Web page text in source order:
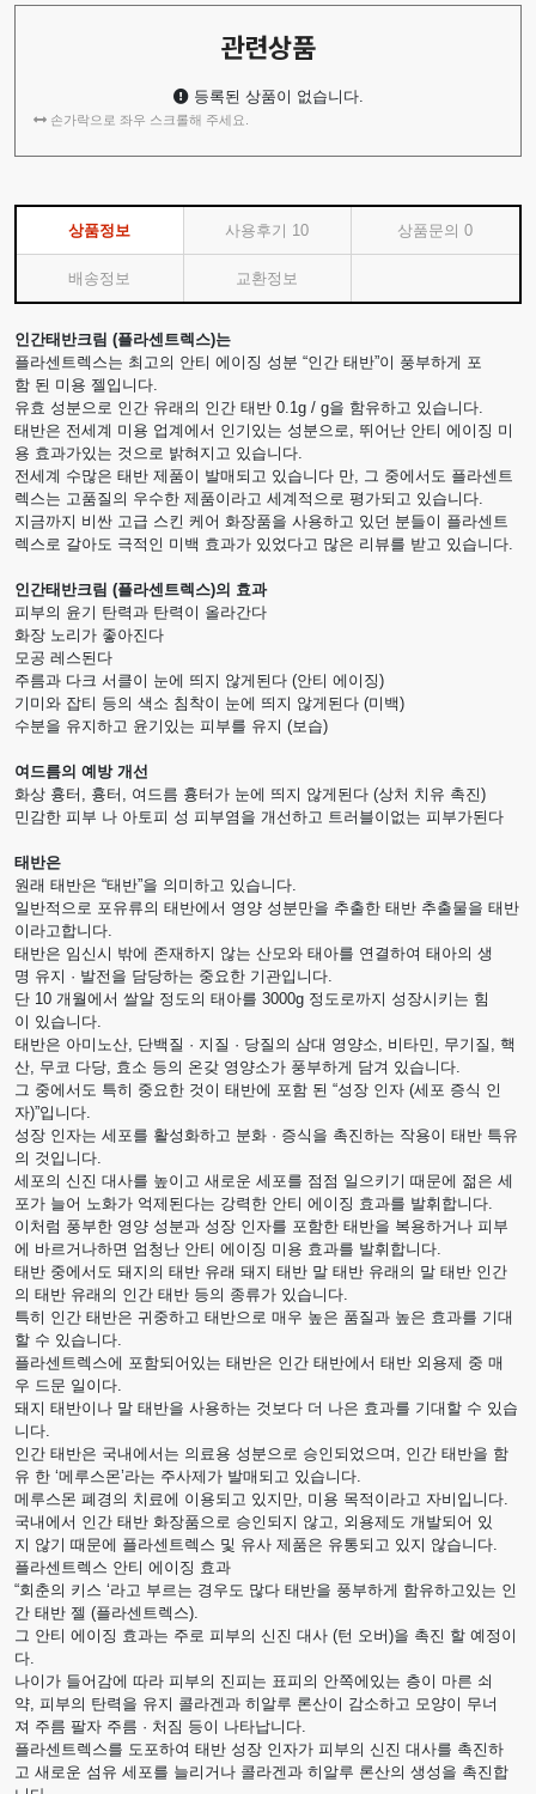
관련상품
등록된 상품이 없습니다.
손가락으로 좌우 스크롤해 주세요.
상품정보 사용후기 10 상품문의0
배송정보 교환정보
인간태반크림 (플라센트렉스)는
플라센트렉스는 최고의 안티 에이징 성분 “인간 태반”이 풍부하게 포
함 된 미용 젤입니다.
유효 성분으로 인간 유래의 인간 태반 0.1g / g을 함유하고 있습니다.
태반은 전세계 미용 업계에서 인기있는 성분으로, 뛰어난 안티 에이징 미
용 효과가있는 것으로 밝혀지고 있습니다.
전세계 수많은 태반 제품이 발매되고 있습니다 만, 그 중에서도 플라센트
렉스는 고품질의 우수한 제품이라고 세계적으로 평가되고 있습니다.
지금까지 비싼 고급 스킨 케어 화장품을 사용하고 있던 분들이 플라센트
렉스로 갈아도 극적인 미백 효과가 있었다고 많은 리뷰를 받고 있습니다.
인간태반크림 (플라센트렉스)의 효과
피부의 윤기 탄력과 탄력이 올라간다
화장 노리가 좋아진다
모공 레스된다
주름과 다크 서클이 눈에 띄지 않게된다 (안티 에이징)
기미와 잡티 등의 색소 침착이 눈에 띄지 않게된다 (미백)
수분을 유지하고 윤기있는 피부를 유지 (보습)
여드름의 예방 개선
화상 흉터, 흉터, 여드름 흉터가 눈에 띄지 않게된다 (상처 치유 촉진)
민감한 피부 나 아토피 성 피부염을 개선하고 트러블이없는 피부가된다
태반은
원래 태반은 “태반”을 의미하고 있습니다.
일반적으로 포유류의 태반에서 영양 성분만을 추출한 태반 추출물을 태반
이라고합니다.
태반은 임신시 밖에 존재하지 않는 산모와 태아를 연결하여 태아의 생
명 유지 · 발전을 담당하는 중요한 기관입니다.
단 10 개월에서 쌀알 정도의 태아를 3000g 정도로까지 성장시키는 힘
이 있습니다.
태반은 아미노산, 단백질 · 지질 · 당질의 삼대 영양소, 비타민, 무기질, 핵
산, 무코 다당, 효소 등의 온갖 영양소가 풍부하게 담겨 있습니다.
그 중에서도 특히 중요한 것이 태반에 포함 된 “성장 인자 (세포 증식 인
자)”입니다.
성장 인자는 세포를 활성화하고 분화 · 증식을 촉진하는 작용이 태반 특유
의 것입니다.
세포의 신진 대사를 높이고 새로운 세포를 점점 일으키기 때문에 젊은 세
포가 늘어 노화가 억제된다는 강력한 안티 에이징 효과를 발휘합니다.
이처럼 풍부한 영양 성분과 성장 인자를 포함한 태반을 복용하거나 피부
에 바르거나하면 엄청난 안티 에이징 미용 효과를 발휘합니다.
태반 중에서도 돼지의 태반 유래 돼지 태반 말 태반 유래의 말 태반 인간
의 태반 유래의 인간 태반 등의 종류가 있습니다.
특히 인간 태반은 귀중하고 태반으로 매우 높은 품질과 높은 효과를 기대
할 수 있습니다.
플라센트렉스에 포함되어있는 태반은 인간 태반에서 태반 외용제 중 매
우 드문 일이다.
돼지 태반이나 말 태반을 사용하는 것보다 더 나은 효과를 기대할 수 있습
니다.
인간 태반은 국내에서는 의료용 성분으로 승인되었으며, 인간 태반을 함
유 한 ‘메루스몬’라는 주사제가 발매되고 있습니다.
메루스몬 폐경의 치료에 이용되고 있지만, 미용 목적이라고 자비입니다.
국내에서 인간 태반 화장품으로 승인되지 않고, 외용제도 개발되어 있
지 않기 때문에 플라센트렉스 및 유사 제품은 유통되고 있지 않습니다.
플라센트렉스 안티 에이징 효과
“회춘의 키스 ‘라고 부르는 경우도 많다 태반을 풍부하게 함유하고있는 인
간 태반 젤 (플라센트렉스).
그 안티 에이징 효과는 주로 피부의 신진 대사 (턴 오버)을 촉진 할 예정이
다.
나이가 들어감에 따라 피부의 진피는 표피의 안쪽에있는 층이 마른 쇠
약, 피부의 탄력을 유지 콜라겐과 히알루 론산이 감소하고 모양이 무너
져 주름 팔자 주름 · 처짐 등이 나타납니다.
플라센트렉스를 도포하여 태반 성장 인자가 피부의 신진 대사를 촉진하
고 새로운 섬유 세포를 늘리거나 콜라겐과 히알루 론산의 생성을 촉진합